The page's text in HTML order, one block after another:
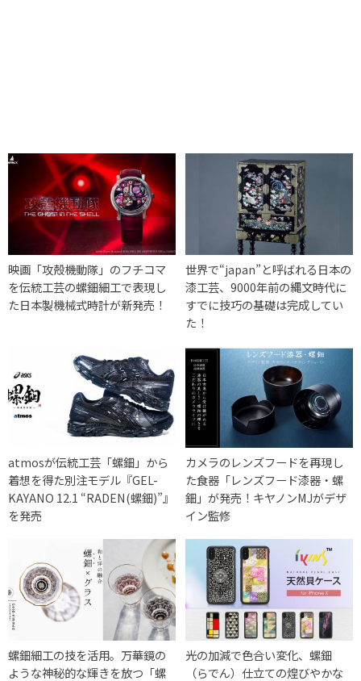
映画「攻殻機動隊」のフチコマ
を伝統工芸の螺鈿細工で表現し
た日本製機械式時計が新発売！
世界で“japan”と呼ばれる日本の
漆工芸、9000年前の縄文時代に
すでに技巧の基礎は完成してい
た！
atmosが伝統工芸「螺鈿」から
着想を得た別注モデル『GEL-
KAYANO 12.1 “RADEN(螺鈿)”』
を発売
カメラのレンズフードを再現し
た食器「レンズフード漆器・螺
鈿」が発売！キヤノンMJがデザ
イン監修
螺鈿細工の技を活用。万華鏡の
ような神秘的な輝きを放つ「螺
光の加減で色合い変化、螺鈿
（らでん）仕立ての煌びやかな